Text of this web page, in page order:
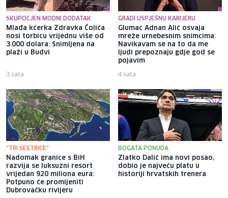
SKUPOCJEN MODNI DODATAK
Mlađa kćerka Zdravka Čolića
nosi torbicu vrijednu više od
3.000 dolara: Snimljena na
plaži u Budvi
3 sata
GRADI USPJEŠNU KARIJERU
Glumac Adnan Alić osvaja
mreže urnebesnim snimcima:
Navikavam se na to da me
ljudi prepoznaju gdje god se
pojavim
4 sata
"TRI SESTRICE"
Nadomak granice s BiH
razvija se luksuzni resort
vrijedan 920 miliona eura:
Potpuno će promijeniti
Dubrovačku rivijeru
BOGATA PONUDA
Zlatko Dalić ima novi posao,
dobio je najveću platu u
historiji hrvatskih trenera